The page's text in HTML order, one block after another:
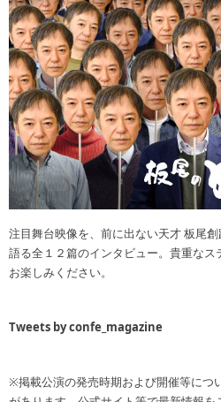
注目舞台映像を、前に出ない天才 板尾
語る全１２篇のインタビュー。貴重な
お楽しみください。
Tweets by confe_magazine
※掲載公演の発売時期および開催等につ